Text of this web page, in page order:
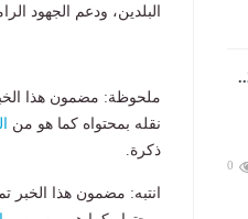
0
البلدين، ودعم الجهود
ملحوظة: مضمون هذا
نقله بمحتواه كما هو من
ذكرة.
انتبه: مضمون هذا الخبر